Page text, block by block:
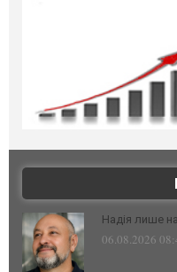
Надія лише
06.08.2026